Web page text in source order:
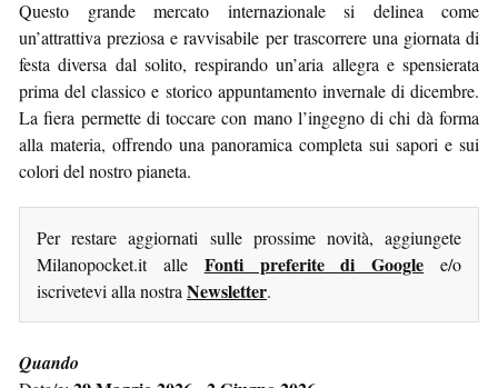
Questo grande mercato internazionale si delinea come
un’attrattiva preziosa e ravvisabile per trascorrere una giornata di
festa diversa dal solito, respirando un’aria allegra e spensierata
prima del classico e storico appuntamento invernale di dicembre.
La fiera permette di toccare con mano l’ingegno di chi dà forma
alla materia, offrendo una panoramica completa sui sapori e sui
colori del nostro pianeta.
Per restare aggiornati sulle prossime novità, aggiungete
Milanopocket.it alle Fonti preferite di Google e/o
iscrivetevi alla nostra Newsletter.
Quando